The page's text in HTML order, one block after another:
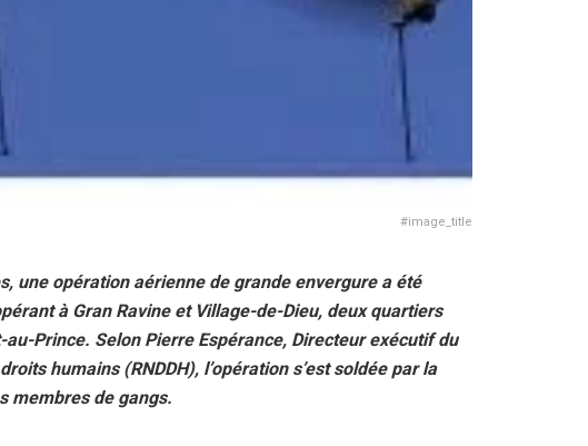
#image_title
une opération aérienne de grande envergure a été
à Gran Ravine et Village-de-Dieu, deux quartiers
Prince. Selon Pierre Espérance, Directeur exécutif du
humains (RNDDH), l’opération s’est soldée par la
membres de gangs.